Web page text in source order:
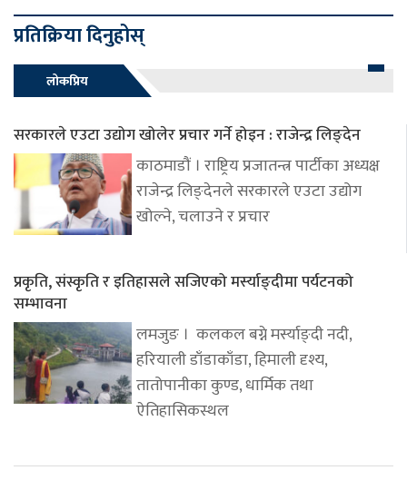
प्रतिक्रिया दिनुहोस्
लोकप्रिय
सरकारले एउटा उद्योग खोलेर प्रचार गर्ने होइन : राजेन्द्र लिङ्देन
काठमाडौं । राष्ट्रिय प्रजातन्त्र पार्टीका अध्यक्ष
राजेन्द्र लिङ्देनले सरकारले एउटा उद्योग
खोल्ने, चलाउने र प्रचार
प्रकृति, संस्कृति र इतिहासले सजिएको मर्स्याङ्दीमा पर्यटनको
सम्भावना
लमजुङ । कलकल बग्ने मर्स्याङ्दी नदी,
हरियाली डाँडाकाँडा, हिमाली दृश्य,
तातोपानीका कुण्ड, धार्मिक तथा
ऐतिहासिकस्थल